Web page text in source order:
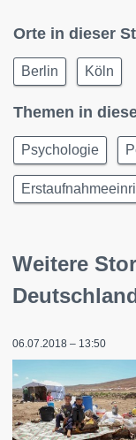
Orte in dieser
Berlin Köln
Themen in
Psychologie
Weitere
06.07.2018 – 13:50